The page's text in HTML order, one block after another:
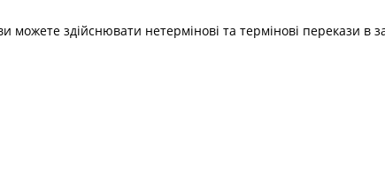
можете здійснювати нетермінові та термінові перекази в